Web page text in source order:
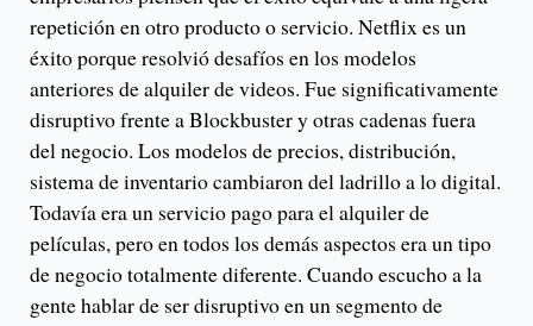
repetición en otro producto o servicio. Netflix es un
éxito porque resolvió desafíos en los modelos
anteriores de alquiler de videos. Fue significativamente
disruptivo frente a Blockbuster y otras cadenas fuera
del negocio. Los modelos de precios, distribución,
sistema de inventario cambiaron del ladrillo a lo digital.
Todavía era un servicio pago para el alquiler de
películas, pero en todos los demás aspectos era un tipo
de negocio totalmente diferente. Cuando escucho a la
gente hablar de ser disruptivo en un segmento de